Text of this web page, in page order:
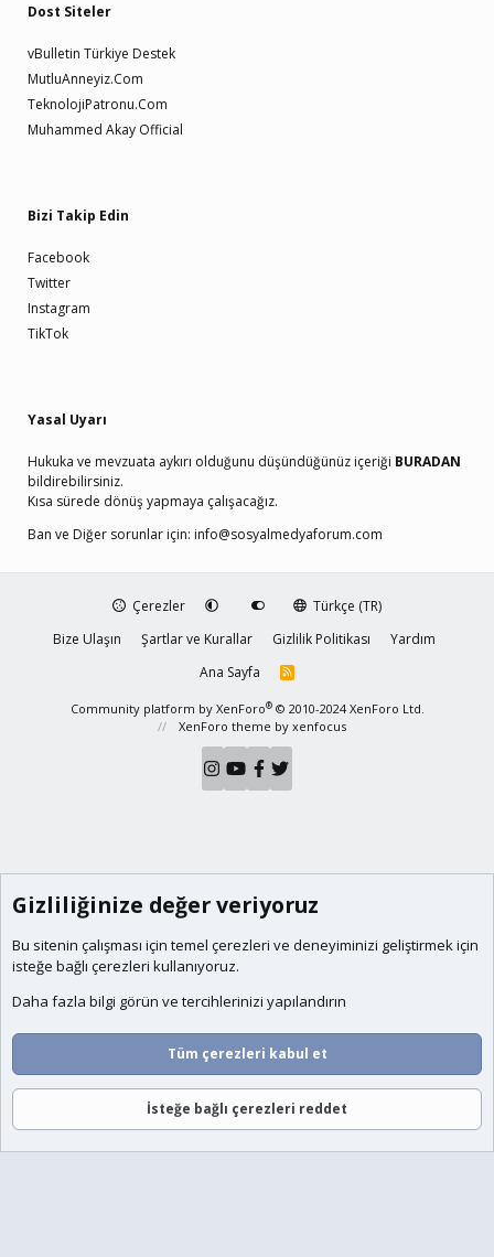
Dost Siteler
vBulletin Türkiye Destek
MutluAnneyiz.Com
TeknolojiPatronu.Com
Muhammed Akay Official
Bizi Takip Edin
Facebook
Twitter
Instagram
TikTok
Yasal Uyarı
Hukuka ve mevzuata aykırı olduğunu düşündüğünüz içeriği BURADAN
bildirebilirsiniz.
Kısa sürede dönüş yapmaya çalışacağız.
Ban ve Diğer sorunlar için: info@sosyalmedyaforum.com
Çerezler
Türkçe (TR)
Bize Ulaşın
Şartlar ve Kurallar Gizlilik Politikası
Yardım
Ana Sayfa
R
S
Community platform by XenForo® © 2010-2024 XenForo Ltd.
XenForo theme by xenfocus
Gizliliğinize değer veriyoruz
Bu sitenin çalışması için temel çerezleri ve deneyiminizi geliştirmek için
isteğe bağlı çerezleri kullanıyoruz.
Daha fazla bilgi görün ve tercihlerinizi yapılandırın
Tüm çerezleri kabul et
İsteğe bağlı çerezleri reddet